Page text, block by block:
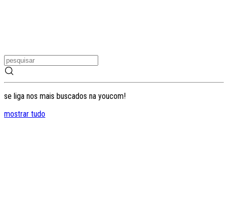
se liga nos mais buscados na youcom!
mostrar tudo